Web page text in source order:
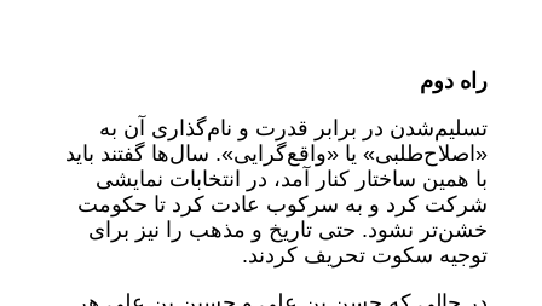
راه دوم
تسلیم‌شدن در برابر قدرت و نام‌گذاری آن به
«اصلاح‌طلبی» یا «واقع‌گرایی». سال‌ها گفتند باید
با همین ساختار کنار آمد، در انتخابات نمایشی
شرکت کرد و به سرکوب عادت کرد تا حکومت
خشن‌تر نشود. حتی تاریخ و مذهب را نیز برای
توجیه سکوت تحریف کردند.